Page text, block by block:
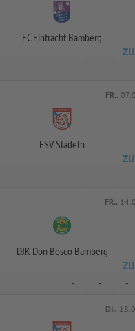
FC Eintracht Bamberg
- - -
FR..
FSV Stadeln
- - -
FR..
DJK Don Bosco Bamberg
- - -
DI..